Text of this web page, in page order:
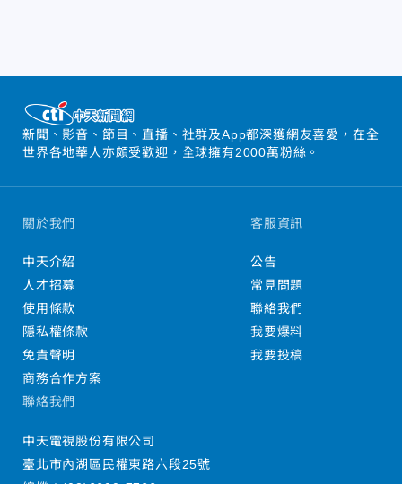
新聞、影音、節目、直播、社群及App都深獲網友喜愛，在全
世界各地華人亦頗受歡迎，全球擁有2000萬粉絲。
關於我們
中天介紹
人才招募
使用條款
隱私權條款
免責聲明
商務合作方案
客服資訊
公告
常見問題
聯絡我們
我要爆料
我要投稿
聯絡我們
中天電視股份有限公司
臺北市內湖區民權東路六段25號